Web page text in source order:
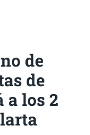
de
de
a los 2